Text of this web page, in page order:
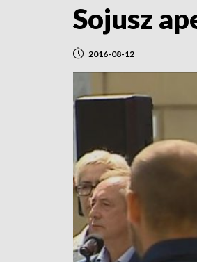
Sojusz
2016-08-12